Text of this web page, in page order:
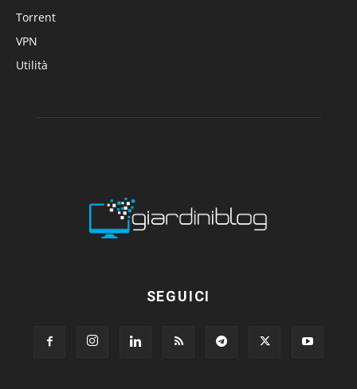
Torrent
VPN
Utilità
SEGUICI